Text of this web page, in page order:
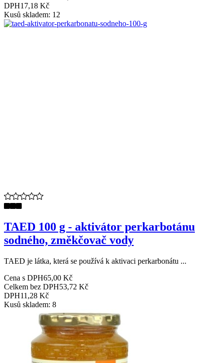
DPH17,18 Kč
Kusů skladem: 12
TAED 100 g - aktivátor perkarbotánu
sodného, změkčovač vody
TAED je látka, která se používá k aktivaci perkarbonátu ...
Cena s DPH65,00 Kč
Celkem bez DPH53,72 Kč
DPH11,28 Kč
Kusů skladem: 8